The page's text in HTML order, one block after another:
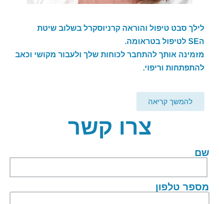
לילך סבט טיפול והוראה קרניוסקרל בשלוב שיטת
הSE לטיפול בטראומה.
מזמינה אותך להתחבר לכוחות שלך ולעבור מקושי וכאב
להתפתחות וריפוי.
להמשך קריאה
צרו קשר
שם
מספר טלפון